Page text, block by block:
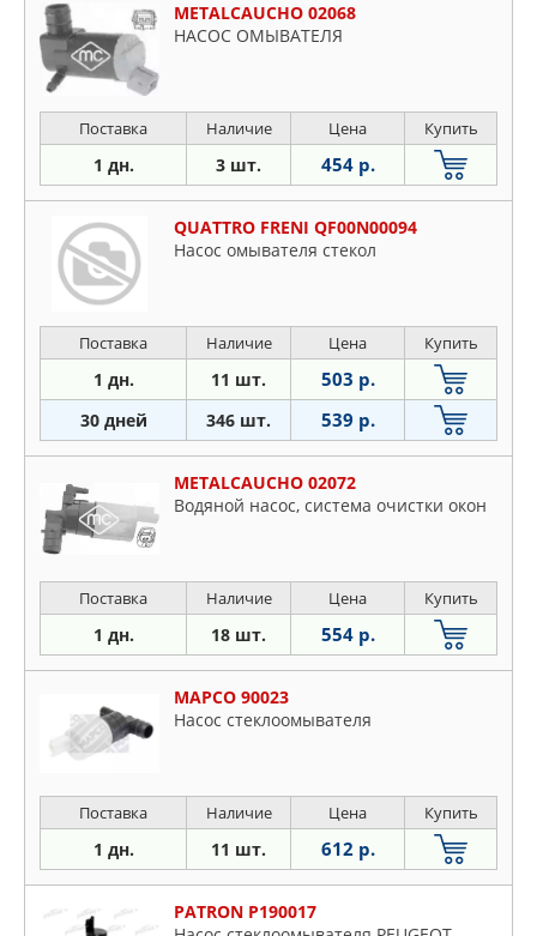
METALCAUCHO 02068
НАСОС ОМЫВАТЕЛЯ
Поставка Наличие Цена Купить
1 дн. 3 шт. 454 р.
QUATTRO FRENI QF00N00094
Насос омывателя стекол
Поставка Наличие Цена Купить
1 дн. 11 шт. 503 р.
30 дней 346 шт. 539 р.
METALCAUCHO 02072
Водяной насос, система очистки окон
Поставка Наличие Цена Купить
1 дн. 18 шт. 554 р.
MAPCO 90023
Насос стеклоомывателя
Поставка Наличие Цена Купить
1 дн. 11 шт. 612 р.
PATRON P190017